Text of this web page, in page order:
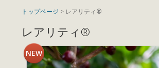
トップページ > レアリティ®
レアリティ®
NEW